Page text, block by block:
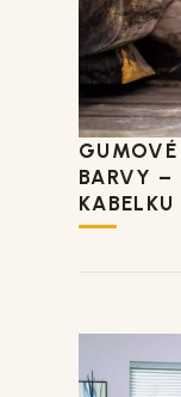
BARVY –
KABELKU